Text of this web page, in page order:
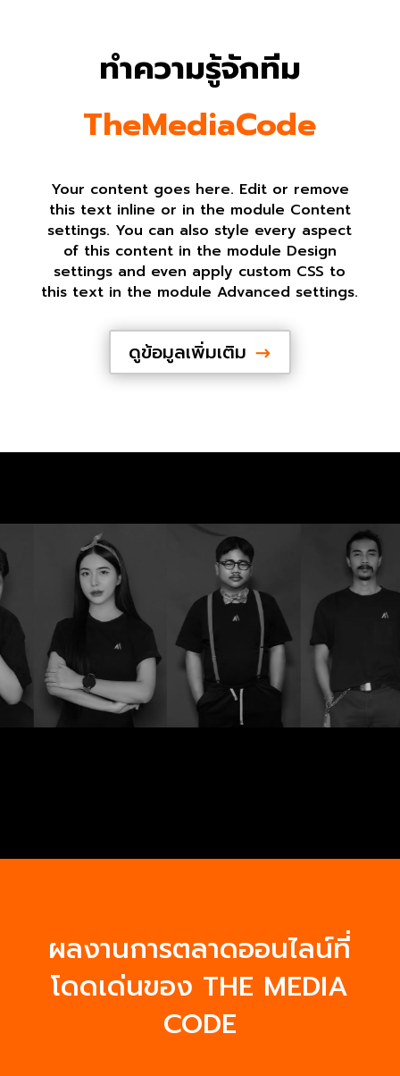
ทำความรู้จักทีม
TheMediaCode
Your content goes here. Edit or remove
this text inline or in the module Content
settings. You can also style every aspect
of this content in the module Design
settings and even apply custom CSS to
this text in the module Advanced settings.
ดูข้อมูลเพิ่มเติม $
ผลงานการตลาดออนไลน์ที่
โดดเด่นของ THE MEDIA
CODE